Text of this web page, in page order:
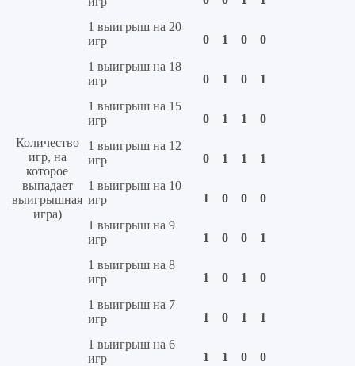
Количество
игр, на
которое
выпадает
выигрышная
игра)
1 выигрыш на 20
игр
0 1 0
0
1 выигрыш на 18
игр
0 1 0
1
1 выигрыш на 15
игр
0 1 1
0
1 выигрыш на 12
игр
0 1 1
1
1 выигрыш на 10
игр
1 0 0
0
1 выигрыш на 9
игр
1 0 0
1
1 выигрыш на 8
игр
1 0 1
0
1 выигрыш на 7
игр
1 0 1
1
1 выигрыш на 6
игр
1 1 0
0